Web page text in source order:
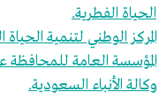
الحياة الفطرية.
المركز الوطني لتنمية الحياة
المؤسسة العامة للمحافظة
وكالة الأنباء السعودية.